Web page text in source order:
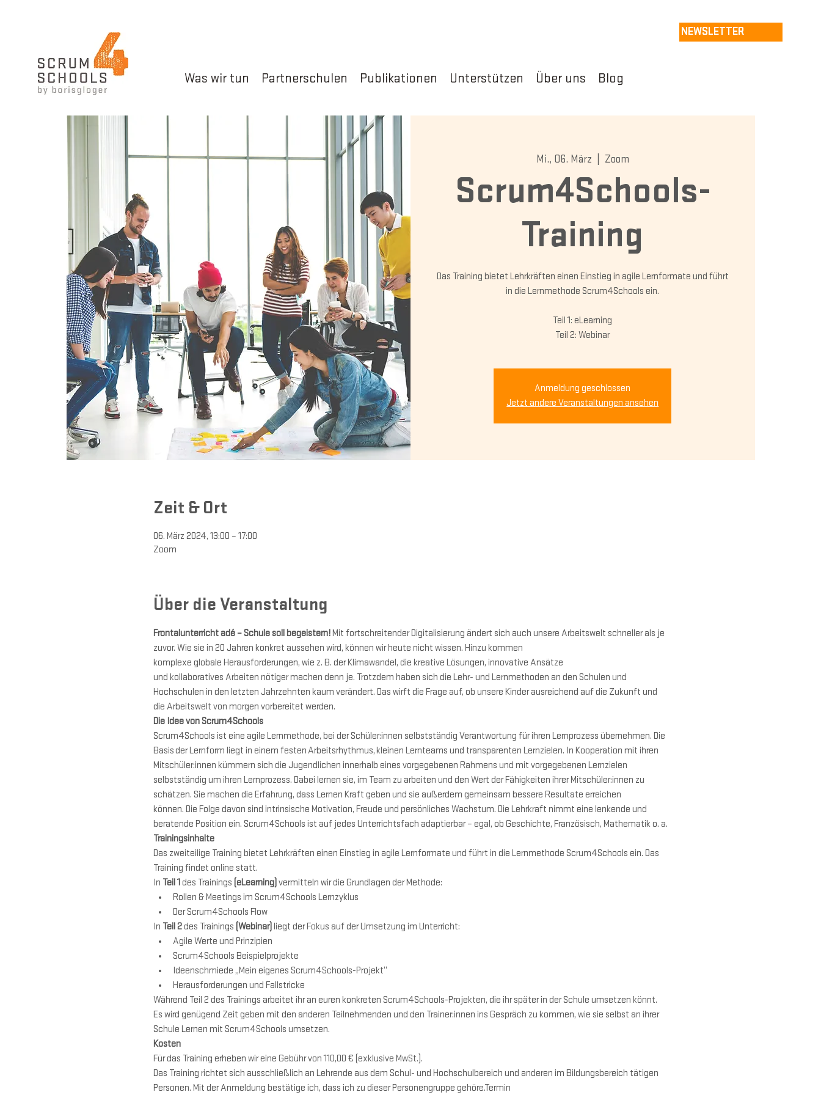
Was wir tun Partnerschulen Publikationen Unterstützen Über uns Blog
NEWSLETTER
Mi., 06. März Zoom
Scrum4Schools-
Training
Das Training bietet Lehrkräften einen Einstieg in agile Lernformate und führt
in die Lernmethode Scrum4Schools ein.
Teil 1: eLearning
Teil 2: Webinar
Anmeldung geschlossen
Jetzt andere Veranstaltungen ansehen
Zeit & Ort
06. März 2024, 13:00 – 17:00
Zoom
Über die Veranstaltung
Frontalunterricht adé – Schule soll begeistern! Mit fortschreitender Digitalisierung ändert sich auch unsere Arbeitswelt schneller als je
zuvor. Wie sie in 20 Jahren konkret aussehen wird, können wir heute nicht wissen. Hinzu kommen
komplexe globale Herausforderungen, wie z. B. der Klimawandel, die kreative Lösungen, innovative Ansätze
und kollaboratives Arbeiten nötiger machen denn je. Trotzdem haben sich die Lehr- und Lernmethoden an den Schulen und
Hochschulen in den letzten Jahrzehnten kaum verändert. Das wirft die Frage auf, ob unsere Kinder ausreichend auf die Zukunft und
die Arbeitswelt von morgen vorbereitet werden.
Die Idee von Scrum4Schools
Scrum4Schools ist eine agile Lernmethode, bei der Schüler:innen selbstständig Verantwortung für ihren Lernprozess übernehmen. Die
Basis der Lernform liegt in einem festen Arbeitsrhythmus, kleinen Lernteams und transparenten Lernzielen. In Kooperation mit ihren
Mitschüler:innen kümmern sich die Jugendlichen innerhalb eines vorgegebenen Rahmens und mit vorgegebenen Lernzielen
selbstständig um ihren Lernprozess. Dabei lernen sie, im Team zu arbeiten und den Wert der Fähigkeiten ihrer Mitschüler:innen zu
schätzen. Sie machen die Erfahrung, dass Lernen Kraft geben und sie außerdem gemeinsam bessere Resultate erreichen
können. Die Folge davon sind intrinsische Motivation, Freude und persönliches Wachstum. Die Lehrkraft nimmt eine lenkende und
beratende Position ein. Scrum4Schools ist auf jedes Unterrichtsfach adaptierbar – egal, ob Geschichte, Französisch, Mathematik o. a.
Trainingsinhalte
Das zweiteilige Training bietet Lehrkräften einen Einstieg in agile Lernformate und führt in die Lernmethode Scrum4Schools ein. Das
Training findet online statt.
In
Teil 1 des Trainings (eLearning) vermitteln wir die Grundlagen der Methode:
Rollen & Meetings im Scrum4Schools Lernzyklus
Der Scrum4Schools Flow
In
Teil 2 des Trainings (Webinar) liegt der Fokus auf der Umsetzung im Unterricht:
Agile Werte und Prinzipien
Scrum4Schools Beispielprojekte
Ideenschmiede „Mein eigenes Scrum4Schools-Projekt“
Herausforderungen und Fallstricke
Während Teil 2 des Trainings arbeitet ihr an euren konkreten Scrum4Schools-Projekten, die ihr später in der Schule umsetzen könnt.
Es wird genügend Zeit geben mit den anderen Teilnehmenden und den Trainer:innen ins Gespräch zu kommen, wie sie selbst an ihrer
Schule Lernen mit Scrum4Schools umsetzen.
Kosten
Für das Training erheben wir eine Gebühr von 110,00 € (exklusive MwSt.).
Das Training richtet sich ausschließlich an Lehrende aus dem Schul- und Hochschulbereich und anderen im Bildungsbereich tätigen
Personen. Mit der Anmeldung bestätige ich, dass ich zu dieser Personengruppe gehöre.Termin